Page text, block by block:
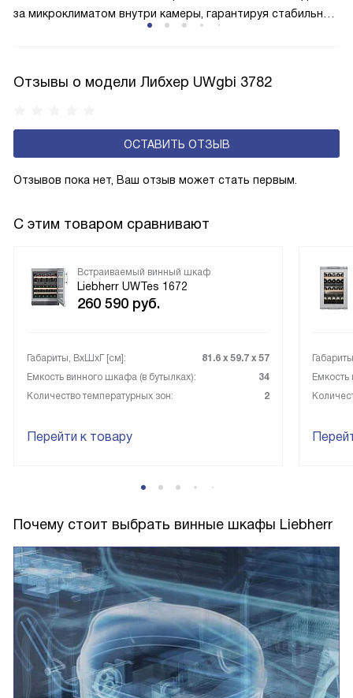
за микроклиматом внутри камеры, гарантируя стабильные
тревоги , позволяя оперативно принять меры. Такая
а двойную защиту ценного содержимого.
Отзывы о модели Либхер UWgbi 3782
ОСТАВИТЬ ОТЗЫВ
Отзывов пока нет, Ваш отзыв может стать первым.
С этим товаром сравнивают
Встраиваемый винный шкаф
Liebherr UWTes 1672
260 590 руб.
Габариты, ВxШxГ [см]:
81.6 х 59.7 х 57
Емкость винного шкафа (в бутылках):
34
Количество температурных зон:
2
Перейти к товару
Емкость
Почему стоит выбрать винные шкафы Liebherr